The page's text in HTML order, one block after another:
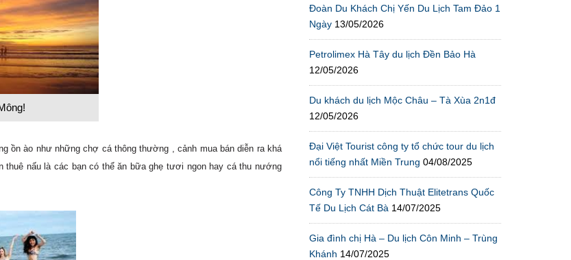
ồn ào như những chợ cá thông thường , cảnh mua bán diễn ra khá
thuê nấu là các bạn có thể ăn bữa ghẹ tươi ngon hay cá thu nướng
Đoàn Du Khách Chị Yến Du Lịch Tam Đảo 1
Ngày 13/05/2026
Petrolimex Hà Tây du lịch Đền Bảo Hà
12/05/2026
Du khách du lịch Mộc Châu – Tà Xùa 2n1đ
12/05/2026
Đại Việt Tourist công ty tổ chức tour du lịch
nổi tiếng nhất Miền Trung 04/08/2025
Công Ty TNHH Dịch Thuật Elitetrans Quốc
Tế Du Lịch Cát Bà 14/07/2025
Gia đình chị Hà – Du lịch Côn Minh – Trùng
Khánh 14/07/2025